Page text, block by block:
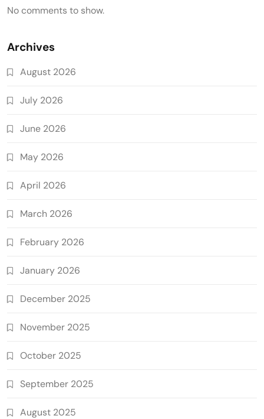
No comments to show.
Archives
August 2026
July 2026
June 2026
May 2026
April 2026
March 2026
February 2026
January 2026
December 2025
November 2025
October 2025
September 2025
August 2025